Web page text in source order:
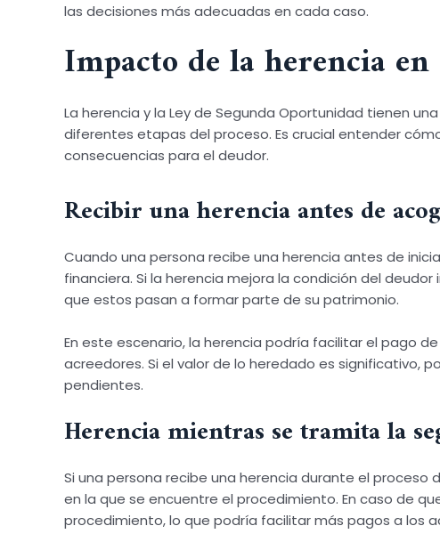
las decisiones más adecuadas en cada caso.
Impacto de la herencia
La herencia y la Ley de Segunda Oportunidad tienen
diferentes etapas del proceso. Es crucial entender
consecuencias para el deudor.
Recibir una herencia antes de
Cuando una persona recibe una herencia antes de
financiera. Si la herencia mejora la condición del
que estos pasan a formar parte de su patrimonio.
En este escenario, la herencia podría facilitar el pago
acreedores. Si el valor de lo heredado es significativo,
pendientes.
Herencia mientras se tramita la
Si una persona recibe una herencia durante el
en la que se encuentre el procedimiento. En caso de
procedimiento, lo que podría facilitar más pagos a los